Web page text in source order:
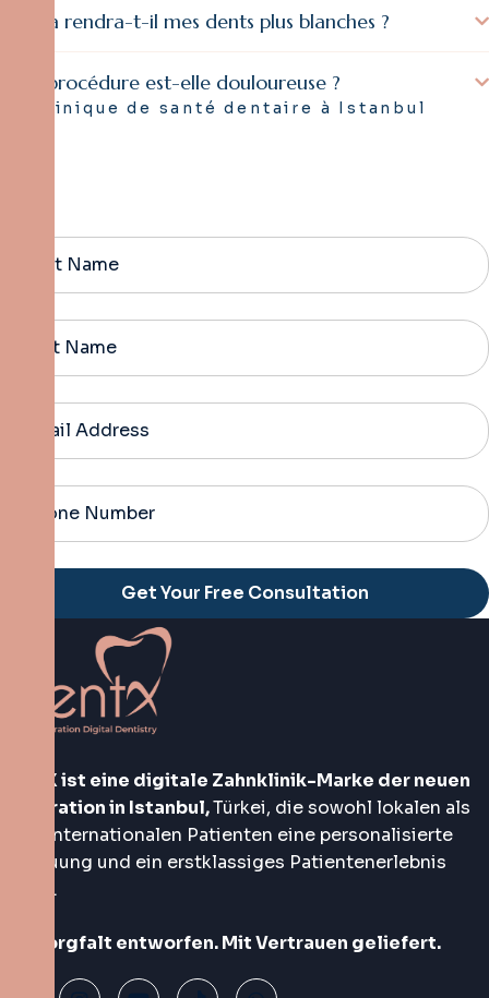
Cela rendra-t-il mes dents plus blanches ?
La procédure est-elle douloureuse ?
Clinique de santé dentaire à Istanbul
Alternative:
DentX ist eine digitale Zahnklinik-Marke der neuen
Generation in Istanbul,Türkei, die sowohl lokalen als
auch internationalen Patienten eine personalisierte
Betreuung und ein erstklassiges Patientenerlebnis
bietet.
Mit Sorgfalt entworfen. Mit Vertrauen geliefert.